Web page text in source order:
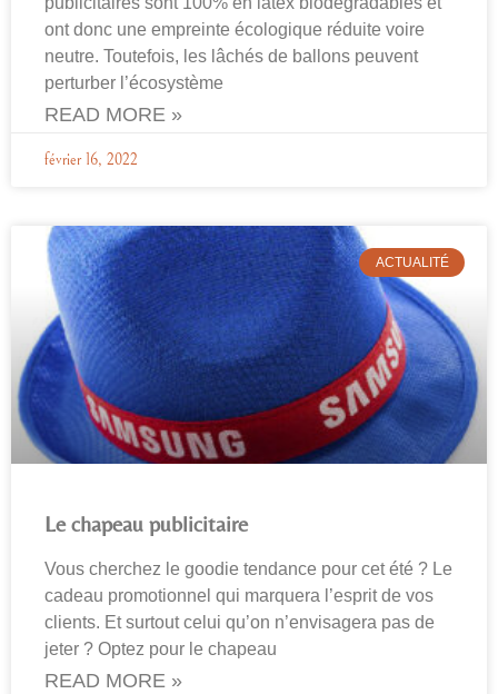
ont donc une empreinte écologique réduite voire
neutre. Toutefois, les lâchés de ballons peuvent
perturber l’écosystème
READ MORE »
février 16, 2022
ACTUALITÉ
Le chapeau publicitaire
Vous cherchez le goodie tendance pour cet été ? Le
cadeau promotionnel qui marquera l’esprit de vos
clients. Et surtout celui qu’on n’envisagera pas de
jeter ? Optez pour le chapeau
READ MORE »